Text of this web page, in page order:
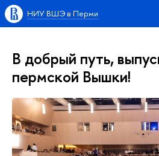
НИУ ВШЭ в Перми
В добрый путь,
пермской Вышки!